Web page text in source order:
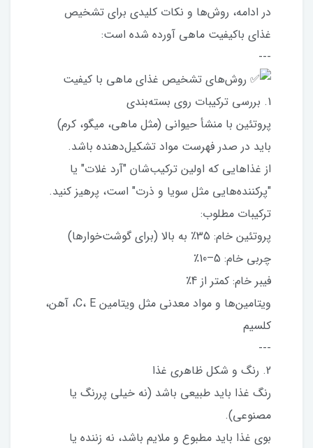
در ادامه، روش‌ها و نکات کلیدی برای تشخیص
غذای باکیفیت ماهی آورده شده است:
---
روش‌های تشخیص غذای ماهی با کیفیت
1. بررسی ترکیبات روی بسته‌بندی
پروتئین با منشأ حیوانی (مثل ماهی، میگو، کرم)
باید در صدر فهرست مواد تشکیل‌دهنده باشد.
از غذاهایی که اولین ترکیب‌شان "آرد غلات" یا
"پرکننده‌هایی مثل سویا و ذرت" است، پرهیز کنید.
ترکیبات مطلوب:
پروتئین خام: 35٪ به بالا (برای گوشت‌خوارها)
چربی خام: 5–10٪
فیبر خام: کمتر از 4٪
ویتامین‌ها و مواد معدنی مثل ویتامین C، E، آهن،
کلسیم
---
2. رنگ و شکل ظاهری غذا
رنگ غذا باید طبیعی باشد (نه خیلی پررنگ یا
مصنوعی).
بوی غذا باید مطبوع و ملایم باشد، نه زننده یا